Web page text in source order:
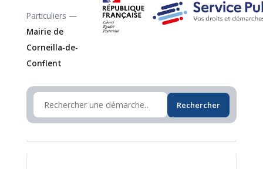
Particuliers —
Mairie de
Corneilla-de-
Conflent
Rechercher